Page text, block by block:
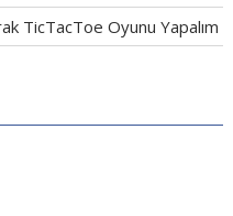
TicTacToe Oyunu Yapalım